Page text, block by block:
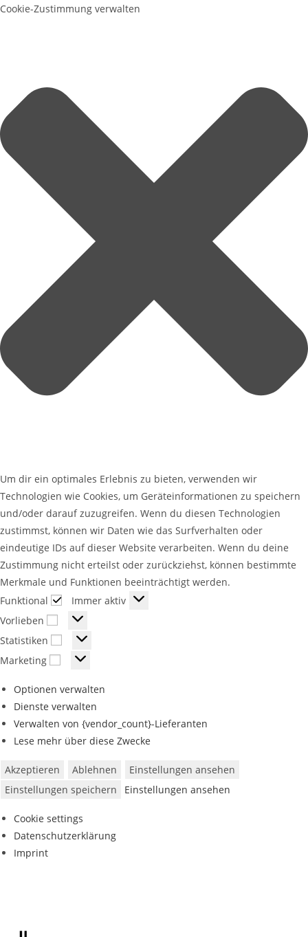
Cookie-Zustimmung verwalten
Um dir ein optimales Erlebnis zu bieten, verwenden wir
Technologien wie Cookies, um Geräteinformationen zu speichern
und/oder darauf zuzugreifen. Wenn du diesen Technologien
zustimmst, können wir Daten wie das Surfverhalten oder
eindeutige IDs auf dieser Website verarbeiten. Wenn du deine
Zustimmung nicht erteilst oder zurückziehst, können bestimmte
Merkmale und Funktionen beeinträchtigt werden.
Funktional
Immer aktiv
Vorlieben
Statistiken
Marketing
Optionen verwalten
Dienste verwalten
Verwalten von {vendor_count}-Lieferanten
Lese mehr über diese Zwecke
Akzeptieren Ablehnen
Einstellungen ansehen
Einstellungen speichern
Einstellungen ansehen
Cookie settings
Datenschutzerklärung
Imprint